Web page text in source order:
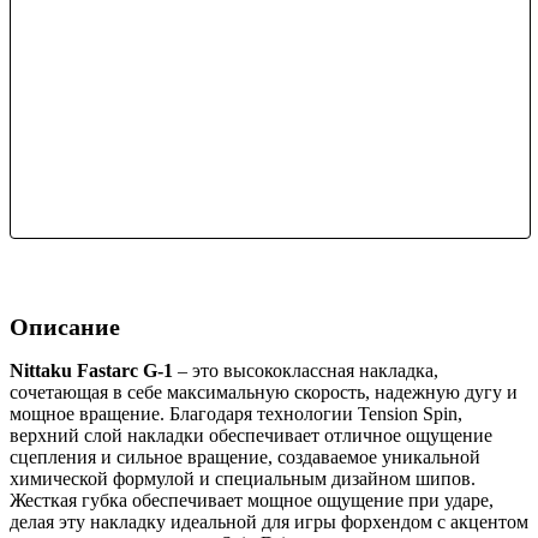
Описание
Nittaku Fastarc G-1 – это высококлассная накладка,
сочетающая в себе максимальную скорость, надежную дугу и
мощное вращение. Благодаря технологии Tension Spin,
верхний слой накладки обеспечивает отличное ощущение
сцепления и сильное вращение, создаваемое уникальной
химической формулой и специальным дизайном шипов.
Жесткая губка обеспечивает мощное ощущение при ударе,
делая эту накладку идеальной для игры форхендом с акцентом